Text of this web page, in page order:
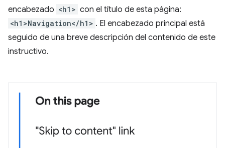
encabezado <h1> con el título de esta página:
<h1>Navigation</h1> . El encabezado principal está
seguido de una breve descripción del contenido de este
instructivo.